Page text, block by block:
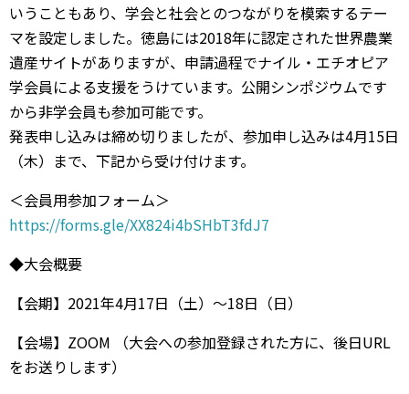
いうこともあり、学会と社会とのつながりを模索するテー
マを設定しました。徳島には2018年に認定された世界農業
遺産サイトがありますが、申請過程でナイル・エチオピア
学会員による支援をうけています。公開シンポジウムです
から非学会員も参加可能です。
発表申し込みは締め切りましたが、参加申し込みは4月15日
（木）まで、下記から受け付けます。
＜会員用参加フォーム＞
https://forms.gle/XX824i4bSHbT3fdJ7
◆大会概要
【会期】2021年4月17日（土）〜18日（日）
【会場】ZOOM （大会への参加登録された方に、後日URL
をお送りします）